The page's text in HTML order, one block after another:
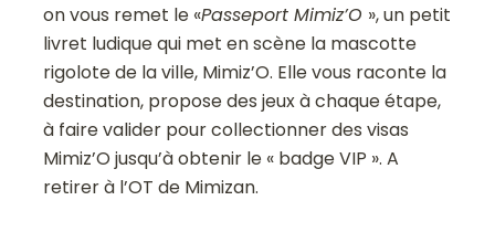
on vous remet le «Passeport Mimiz’O », un petit
livret ludique qui met en scène la mascotte
rigolote de la ville, Mimiz’O. Elle vous raconte la
destination, propose des jeux à chaque étape,
à faire valider pour collectionner des visas
Mimiz’O jusqu’à obtenir le « badge VIP ». A
retirer à l’OT de Mimizan.